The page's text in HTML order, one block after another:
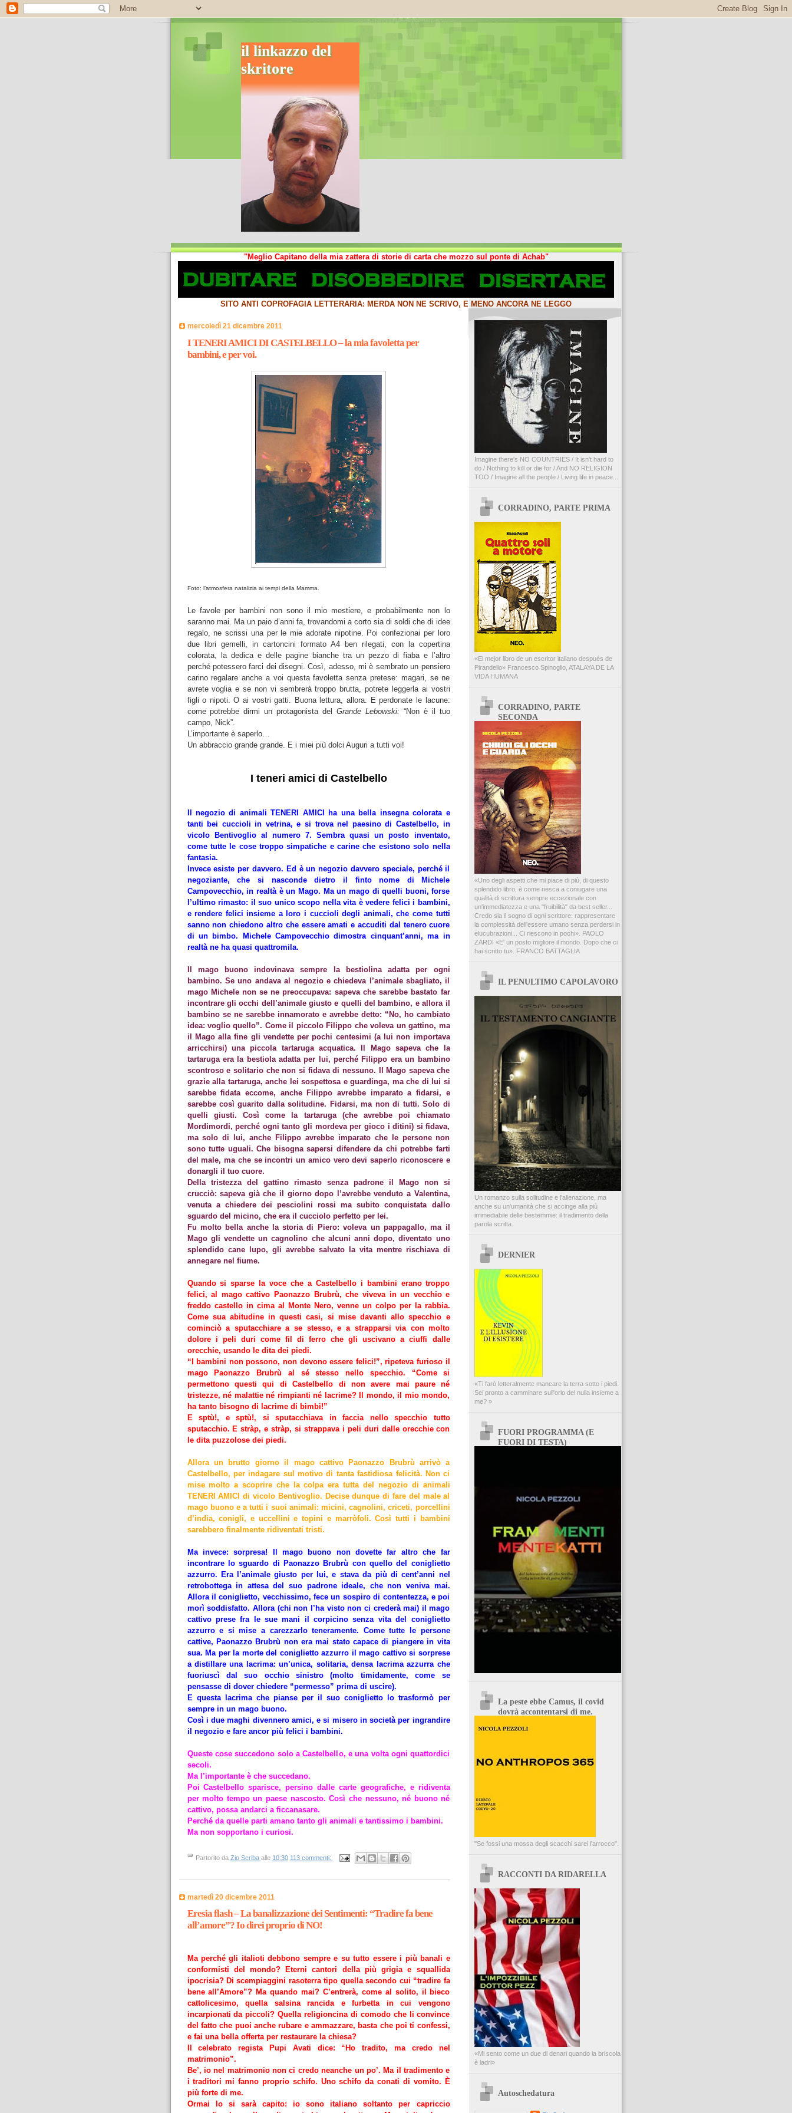
il linkazzo del
skritore
"Meglio Capitano della mia zattera di storie di carta che mozzo sul ponte di Achab"
SITO ANTI COPROFAGIA LETTERARIA: MERDA NON NE SCRIVO, E MENO ANCORA NE LEGGO
mercoledì 21 dicembre 2011
I TENERI AMICI DI CASTELBELLO – la mia favoletta per
bambini, e per voi.
Foto: l’atmosfera natalizia ai tempi della Mamma.
Le favole per bambini non sono il mio mestiere, e probabilmente non lo
saranno mai. Ma un paio d’anni fa, trovandomi a corto sia di soldi che di idee
regalo, ne scrissi una per le mie adorate nipotine. Poi confezionai per loro
due libri gemelli, in cartoncini formato A4 ben rilegati, con la copertina
colorata, la dedica e delle pagine bianche tra un pezzo di fiaba e l’altro
perché potessero farci dei disegni. Così, adesso, mi è sembrato un pensiero
carino regalare anche a voi questa favoletta senza pretese: magari, se ne
avrete voglia e se non vi sembrerà troppo brutta, potrete leggerla ai vostri
figli o nipoti. O ai vostri gatti. Buona lettura, allora. E perdonate le lacune:
come potrebbe dirmi un protagonista del Grande Lebowski: “Non è il tuo
campo, Nick”.
L’importante è saperlo…
Un abbraccio grande grande. E i miei più dolci Auguri a tutti voi!
I teneri amici di Castelbello
Il negozio di animali TENERI AMICI ha una bella insegna colorata e
tanti bei cuccioli in vetrina, e si trova nel paesino di Castelbello, in
vicolo Bentivoglio al numero 7. Sembra quasi un posto inventato,
come tutte le cose troppo simpatiche e carine che esistono solo nella
fantasia.
Invece esiste per davvero. Ed è un negozio davvero speciale, perché il
negoziante, che si nasconde dietro il finto nome di Michele
Campovecchio, in realtà è un Mago. Ma un mago di quelli buoni, forse
l’ultimo rimasto: il suo unico scopo nella vita è vedere felici i bambini,
e rendere felici insieme a loro i cuccioli degli animali, che come tutti
sanno non chiedono altro che essere amati e accuditi dal tenero cuore
di un bimbo. Michele Campovecchio dimostra cinquant’anni, ma in
realtà ne ha quasi quattromila.
Il mago buono indovinava sempre la bestiolina adatta per ogni
bambino. Se uno andava al negozio e chiedeva l’animale sbagliato, il
mago Michele non se ne preoccupava: sapeva che sarebbe bastato far
incontrare gli occhi dell’animale giusto e quelli del bambino, e allora il
bambino se ne sarebbe innamorato e avrebbe detto: “No, ho cambiato
idea: voglio quello”. Come il piccolo Filippo che voleva un gattino, ma
il Mago alla fine gli vendette per pochi centesimi (a lui non importava
arricchirsi) una piccola tartaruga acquatica. Il Mago sapeva che la
tartaruga era la bestiola adatta per lui, perché Filippo era un bambino
scontroso e solitario che non si fidava di nessuno. Il Mago sapeva che
grazie alla tartaruga, anche lei sospettosa e guardinga, ma che di lui si
sarebbe fidata eccome, anche Filippo avrebbe imparato a fidarsi, e
sarebbe così guarito dalla solitudine. Fidarsi, ma non di tutti. Solo di
quelli giusti. Così come la tartaruga (che avrebbe poi chiamato
Mordimordi, perché ogni tanto gli mordeva per gioco i ditini) si fidava,
ma solo di lui, anche Filippo avrebbe imparato che le persone non
sono tutte uguali. Che bisogna sapersi difendere da chi potrebbe farti
del male, ma che se incontri un amico vero devi saperlo riconoscere e
donargli il tuo cuore.
Della tristezza del gattino rimasto senza padrone il Mago non si
crucciò: sapeva già che il giorno dopo l’avrebbe venduto a Valentina,
venuta a chiedere dei pesciolini rossi ma subito conquistata dallo
sguardo del micino, che era il cucciolo perfetto per lei.
Fu molto bella anche la storia di Piero: voleva un pappagallo, ma il
Mago gli vendette un cagnolino che alcuni anni dopo, diventato uno
splendido cane lupo, gli avrebbe salvato la vita mentre rischiava di
annegare nel fiume.
Quando si sparse la voce che a Castelbello i bambini erano troppo
felici, al mago cattivo Paonazzo Brubrù, che viveva in un vecchio e
freddo castello in cima al Monte Nero, venne un colpo per la rabbia.
Come sua abitudine in questi casi, si mise davanti allo specchio e
cominciò a sputacchiare a se stesso, e a strapparsi via con molto
dolore i peli duri come fil di ferro che gli uscivano a ciuffi dalle
orecchie, usando le dita dei piedi.
“I bambini non possono, non devono essere felici!”, ripeteva furioso il
mago Paonazzo Brubrù al sé stesso nello specchio. “Come si
permettono questi qui di Castelbello di non avere mai paure né
tristezze, né malattie né rimpianti né lacrime? Il mondo, il mio mondo,
ha tanto bisogno di lacrime di bimbi!”
E sptù!, e sptù!, si sputacchiava in faccia nello specchio tutto
sputacchio. E stràp, e stràp, si strappava i peli duri dalle orecchie con
le dita puzzolose dei piedi.
Allora un brutto giorno il mago cattivo Paonazzo Brubrù arrivò a
Castelbello, per indagare sul motivo di tanta fastidiosa felicità. Non ci
mise molto a scoprire che la colpa era tutta del negozio di animali
TENERI AMICI di vicolo Bentivoglio. Decise dunque di fare del male al
mago buono e a tutti i suoi animali: micini, cagnolini, criceti, porcellini
d’india, conigli, e uccellini e topini e marròfoli. Così tutti i bambini
sarebbero finalmente ridiventati tristi.
Ma invece: sorpresa! Il mago buono non dovette far altro che far
incontrare lo sguardo di Paonazzo Brubrù con quello del coniglietto
azzurro. Era l’animale giusto per lui, e stava da più di cent’anni nel
retrobottega in attesa del suo padrone ideale, che non veniva mai.
Allora il coniglietto, vecchissimo, fece un sospiro di contentezza, e poi
morì soddisfatto. Allora (chi non l’ha visto non ci crederà mai) il mago
cattivo prese fra le sue mani il corpicino senza vita del coniglietto
azzurro e si mise a carezzarlo teneramente. Come tutte le persone
cattive, Paonazzo Brubrù non era mai stato capace di piangere in vita
sua. Ma per la morte del coniglietto azzurro il mago cattivo si sorprese
a distillare una lacrima: un’unica, solitaria, densa lacrima azzurra che
fuoriuscì dal suo occhio sinistro (molto timidamente, come se
pensasse di dover chiedere “permesso” prima di uscire).
E questa lacrima che pianse per il suo coniglietto lo trasformò per
sempre in un mago buono.
Così i due maghi divennero amici, e si misero in società per ingrandire
il negozio e fare ancor più felici i bambini.
Queste cose succedono solo a Castelbello, e una volta ogni quattordici
secoli.
Ma l’importante è che succedano.
Poi Castelbello sparisce, persino dalle carte geografiche, e ridiventa
per molto tempo un paese nascosto. Così che nessuno, né buono né
cattivo, possa andarci a ficcanasare.
Perché da quelle parti amano tanto gli animali e tantissimo i bambini.
Ma non sopportano i curiosi.
Partorito da Zio Scriba alle 10:30 113 commenti:
martedì 20 dicembre 2011
Eresia flash – La banalizzazione dei Sentimenti: “Tradire fa bene
all’amore”? Io direi proprio di NO!
Ma perché gli italioti debbono sempre e su tutto essere i più banali e
conformisti del mondo? Eterni cantori della più grigia e squallida
ipocrisia? Di scempiaggini rasoterra tipo quella secondo cui “tradire fa
bene all’Amore”? Ma quando mai? C’entrerà, come al solito, il bieco
cattolicesimo, quella salsina rancida e furbetta in cui vengono
incarpionati da piccoli? Quella religioncina di comodo che li convince
del fatto che puoi anche rubare e ammazzare, basta che poi ti confessi,
e fai una bella offerta per restaurare la chiesa?
Il celebrato regista Pupi Avati dice: “Ho tradito, ma credo nel
matrimonio”.
Be’, io nel matrimonio non ci credo neanche un po’. Ma il tradimento e
i traditori mi fanno proprio schifo. Uno schifo da conati di vomito. È
più forte di me.
Ormai lo si sarà capito: io sono italiano soltanto per capriccio
Imagine there's NO COUNTRIES / It isn't hard to
do / Nothing to kill or die for / And NO RELIGION
TOO / Imagine all the people / Living life in peace...
CORRADINO, PARTE PRIMA
«El mejor libro de un escritor italiano después de
Pirandello» Francesco Spinoglio, ATALAYA DE LA
VIDA HUMANA
CORRADINO, PARTE
SECONDA
«Uno degli aspetti che mi piace di più, di questo
splendido libro, è come riesca a coniugare una
qualità di scrittura sempre eccezionale con
un'immediatezza e una "fruibilità" da best seller...
Credo sia il sogno di ogni scrittore: rappresentare
la complessità dell'essere umano senza perdersi in
elucubrazioni... Ci riescono in pochi». PAOLO
ZARDI «E' un posto migliore il mondo. Dopo che ci
hai scritto tu». FRANCO BATTAGLIA
IL PENULTIMO CAPOLAVORO
Un romanzo sulla solitudine e l'alienazione, ma
anche su un'umanità che si accinge alla più
irrimediabile delle bestemmie: il tradimento della
parola scritta.
DERNIER
«Ti farò letteralmente mancare la terra sotto i piedi.
Sei pronto a camminare sull'orlo del nulla insieme a
me? »
FUORI PROGRAMMA (E
FUORI DI TESTA)
La peste ebbe Camus, il covid
dovrà accontentarsi di me.
"Se fossi una mossa degli scacchi sarei l'arrocco".
RACCONTI DA RIDARELLA
«Mi sento come un due di denari quando la briscola
è ladri»
Autoschedatura